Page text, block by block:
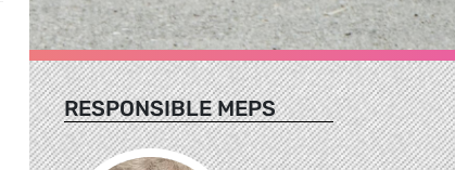
RESPONSIBLE MEPS